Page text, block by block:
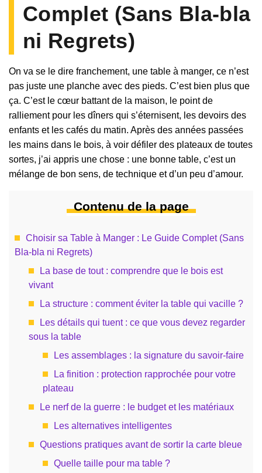
Complet (Sans Bla-bla
ni Regrets)
On va se le dire franchement, une table à manger, ce n’est
pas juste une planche avec des pieds. C’est bien plus que
ça. C’est le cœur battant de la maison, le point de
ralliement pour les dîners qui s’éternisent, les devoirs des
enfants et les cafés du matin. Après des années passées
les mains dans le bois, à voir défiler des plateaux de toutes
sortes, j’ai appris une chose : une bonne table, c’est un
mélange de bon sens, de technique et d’un peu d’amour.
Contenu de la page
Choisir sa Table à Manger : Le Guide Complet (Sans
Bla-bla ni Regrets)
La base de tout : comprendre que le bois est
vivant
La structure : comment éviter la table qui vacille ?
Les détails qui tuent : ce que vous devez regarder
sous la table
Les assemblages : la signature du savoir-faire
La finition : protection rapprochée pour votre
plateau
Le nerf de la guerre : le budget et les matériaux
Les alternatives intelligentes
Questions pratiques avant de sortir la carte bleue
Quelle taille pour ma table ?